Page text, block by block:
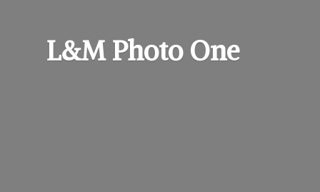
L&MPhoto One